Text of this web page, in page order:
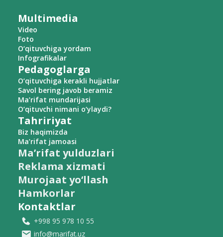
Multimedia
Video
Foto
O‘qituvchiga yordam
Infografikalar
Pedagoglarga
O‘qituvchiga kerakli hujjatlar
Savol bering javob beramiz
Ma’rifat mundarijasi
O‘qituvchi nimani o‘ylaydi?
Tahririyat
Biz haqimizda
Ma’rifat jamoasi
Ma’rifat yulduzlari
Reklama xizmati
Murojaat yo‘llash
Hamkorlar
Kontaktlar
+998 95 978 10 55
info@marifat.uz